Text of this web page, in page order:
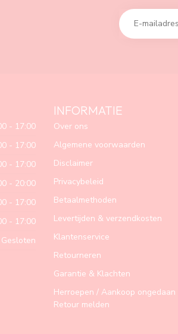
- 17:00
- 17:00
- 17:00
- 20:00
- 17:00
- 17:00
Gesloten
INFORMATIE
Over ons
Algemene voorwaarden
Disclaimer
Privacybeleid
Betaalmethoden
Levertijden & verzendkosten
Klantenservice
Retourneren
Garantie & Klachten
Herroepen / Aankoop ongedaan
Retour melden